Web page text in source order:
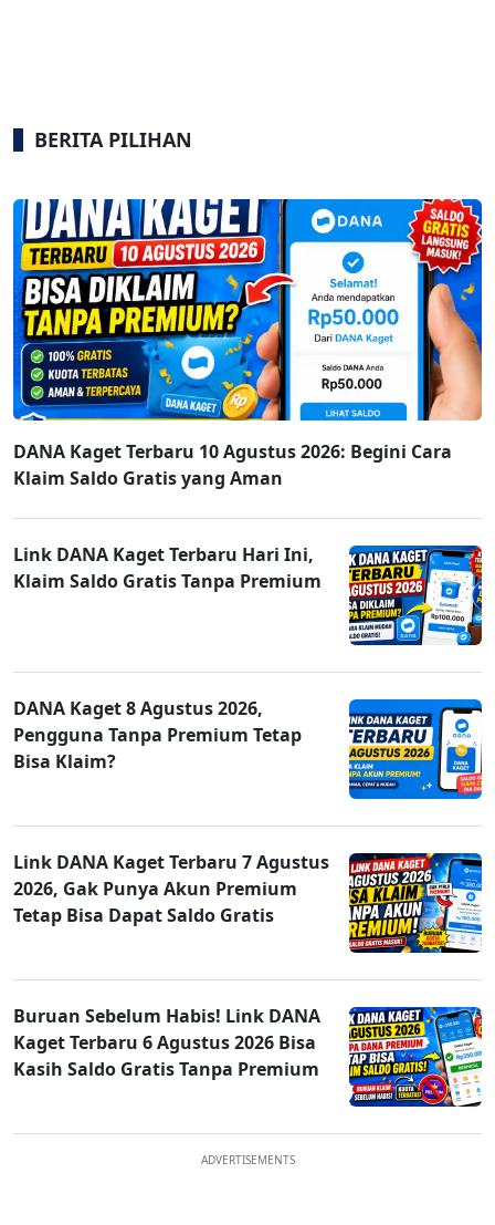
BERITA PILIHAN
DANA Kaget Terbaru 10 Agustus 2026: Begini Cara
Klaim Saldo Gratis yang Aman
Link DANA Kaget Terbaru Hari Ini,
Klaim Saldo Gratis Tanpa Premium
DANA Kaget 8 Agustus 2026,
Pengguna Tanpa Premium Tetap
Bisa Klaim?
Link DANA Kaget Terbaru 7 Agustus
2026, Gak Punya Akun Premium
Tetap Bisa Dapat Saldo Gratis
Buruan Sebelum Habis! Link DANA
Kaget Terbaru 6 Agustus 2026 Bisa
Kasih Saldo Gratis Tanpa Premium
ADVERTISEMENTS